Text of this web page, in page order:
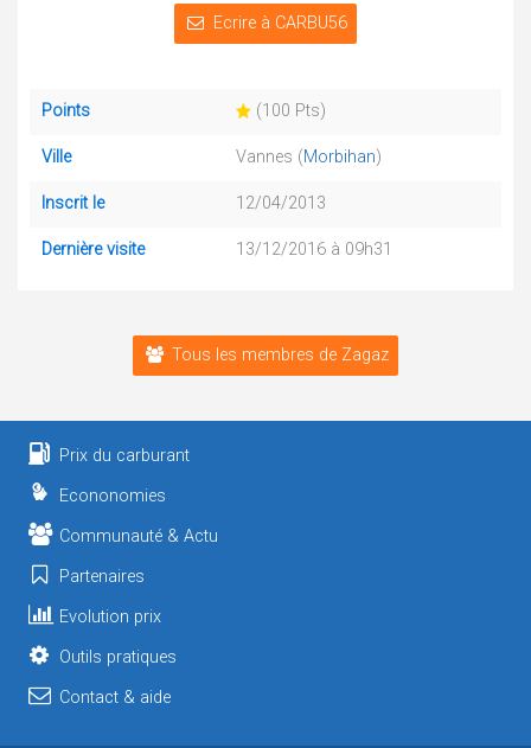
Ecrire à CARBU56
Points (100 Pts)
Ville Vannes (Morbihan)
Inscrit le 12/04/2013
Dernière visite 13/12/2016 à 09h31
Tous les membres de Zagaz
Prix du carburant
Econonomies
Communauté & Actu
Partenaires
Evolution prix
Outils pratiques
Contact & aide